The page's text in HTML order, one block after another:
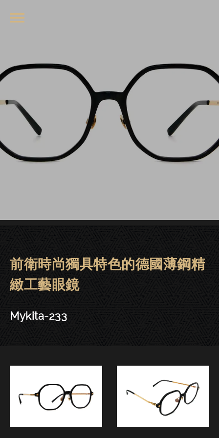
Mykita眼鏡 | 大安－Mykita-233
前衛時尚獨具特色的德國薄鋼精
緻工藝眼鏡
Mykita-233